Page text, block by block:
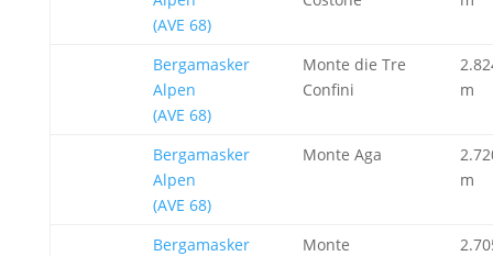
(AVE 68)
Bergamasker
Alpen
(AVE 68)
Monte die Tre
Confini
m
Bergamasker
Alpen
(AVE 68)
Monte Aga
m
Bergamasker
Monte